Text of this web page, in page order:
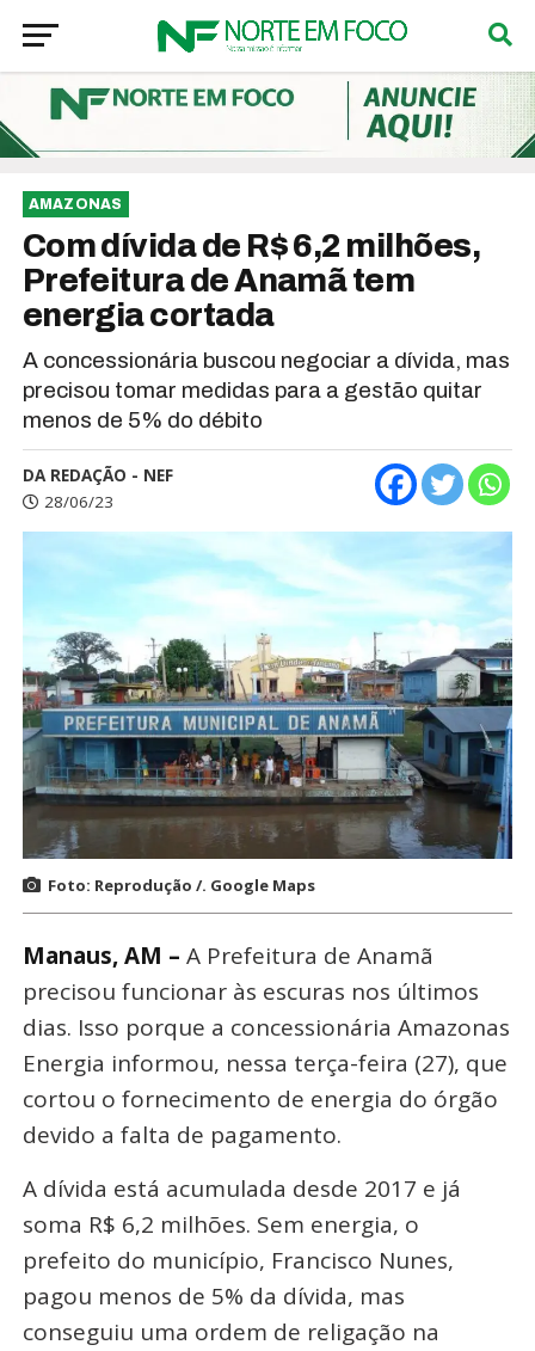
AMAZONAS
Com dívida de R$ 6,2 milhões,
Prefeitura de Anamã tem
energia cortada
A concessionária buscou negociar a dívida, mas
precisou tomar medidas para a gestão quitar
menos de 5% do débito
DA REDAÇÃO - NEF
28/06/23
Foto: Reprodução /. Google Maps
Manaus, AM – A Prefeitura de Anamã
precisou funcionar às escuras nos últimos
dias. Isso porque a concessionária Amazonas
Energia informou, nessa terça-feira (27), que
cortou o fornecimento de energia do órgão
devido a falta de pagamento.
A dívida está acumulada desde 2017 e já
soma R$ 6,2 milhões. Sem energia, o
prefeito do município, Francisco Nunes,
pagou menos de 5% da dívida, mas
conseguiu uma ordem de religação na